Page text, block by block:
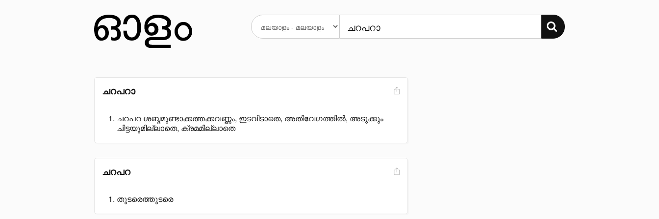
ചറപറാ
ചറപറ ശബ്ദമുണ്ടാക്കത്തക്കവണ്ണം, ഇടവിടാതെ, അതിവേഗത്തിൽ, അടുക്കും
ചിട്ടയുമില്ലാതെ, ക്രമമില്ലാതെ
ചറപറ
തുടരെത്തുടരെ